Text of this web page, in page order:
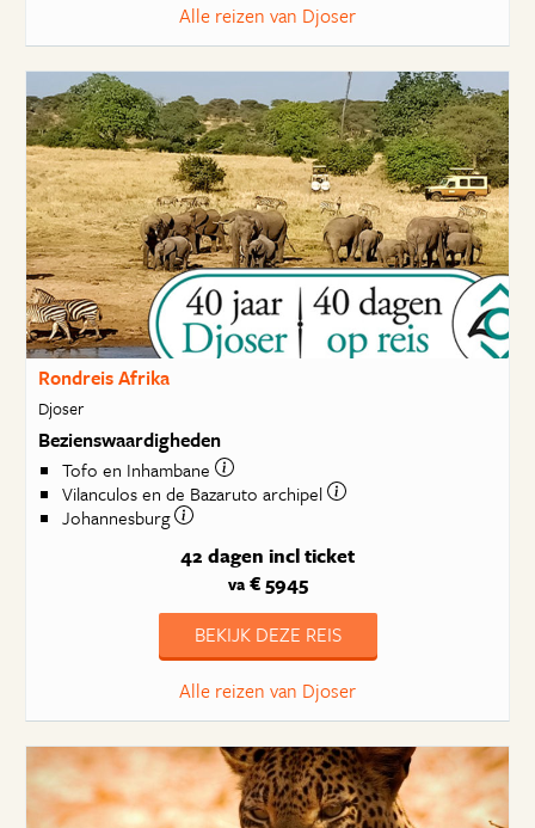
Alle reizen van Djoser
Rondreis Afrika
Djoser
Bezienswaardigheden
Tofo en Inhambane
Vilanculos en de Bazaruto archipel
Johannesburg
42 dagen incl ticket
va€ 5945
BEKIJK DEZE REIS
Alle reizen van Djoser